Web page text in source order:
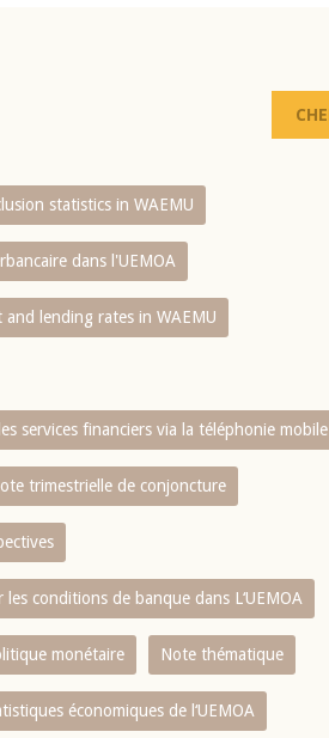
statistics in WAEMU
dans l'UEMOA
lending rates in WAEMU
services financiers via la téléphonie mobile
trimestrielle de conjoncture
les conditions de banque dans L‘UEMOA
monétaire Note thématique
économiques de l‘UEMOA